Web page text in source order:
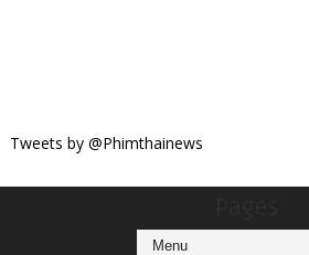
Tweets by @Phimthainews